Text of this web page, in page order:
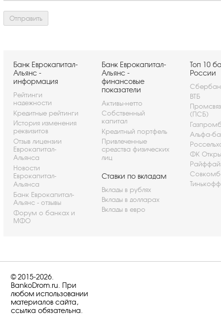
Банк Еврокапитал-
Альянс -
информация
Рейтинги
надежности
Кредитные рейтинги
История изменения
реквизитов
Отзыв лицензии
Еврокапитал-
Альянса
Новости
Еврокапитал-
Альянса
Банк Еврокапитал-
Альянс - отзывы
Форум о банках и
МФО
Банк Еврокапитал-
Альянс -
финансовые
показатели
Активы-нетто
Собственный
капитал
Кредитный портфель
Привлеченные
средства физических
лиц
Ставки по вкладам
Вклады в рублях
Вклады в долларах
Вклады в евро
Топ 10
России
ВТБ
(ПСБ)
Альфа-
ФК
© 2015-2026.
BankoDrom.ru. При
любом использовании
материалов сайта,
ссылка обязательна.